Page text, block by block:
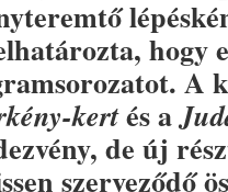
A
kertés a
de új
szerveződő